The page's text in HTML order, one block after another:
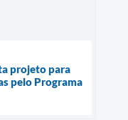
projeto para
pelo Programa